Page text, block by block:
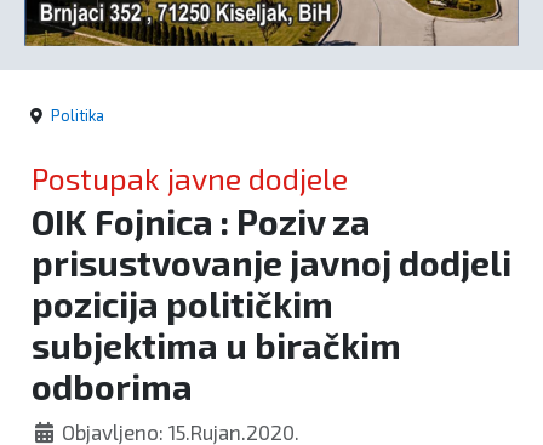
Politika
Politika
Postupak javne dodjele
OIK Fojnica : Poziv za
prisustvovanje javnoj dodjeli
pozicija političkim
subjektima u biračkim
odborima
Objavljeno: 15.Rujan.2020.